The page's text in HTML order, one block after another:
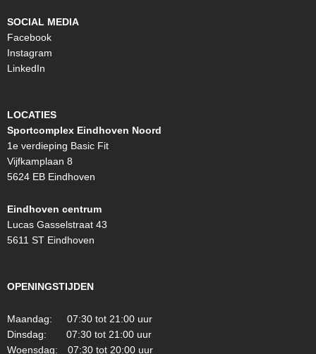
SOCIAL MEDIA
Facebook
Instagram
LinkedIn
LOCATIES
Sportcomplex Eindhoven Noord
1e verdieping Basic Fit
Vijfkamplaan 8
5624 EB Eindhoven
Eindhoven centrum
Lucas Gasselstraat 43
5611 ST Eindhoven
OPENINGSTIJDEN
Maandag: 07:30 tot 21:00 uur
Dinsdag: 07:30 tot 21:00 uur
Woensdag: 07:30 tot 20:00 uur